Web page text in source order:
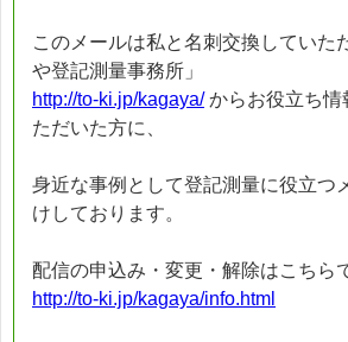
このメールは私と名刺交換していた
や登記測量事務所」
http://to-ki.jp/kagaya/からお役立ち情
ただいた方に、
身近な事例として登記測量に役立つ
けしております。
配信の申込み・変更・解除はこちら
http://to-ki.jp/kagaya/info.html